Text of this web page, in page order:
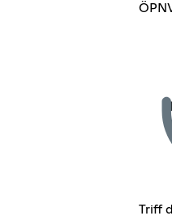
Triff